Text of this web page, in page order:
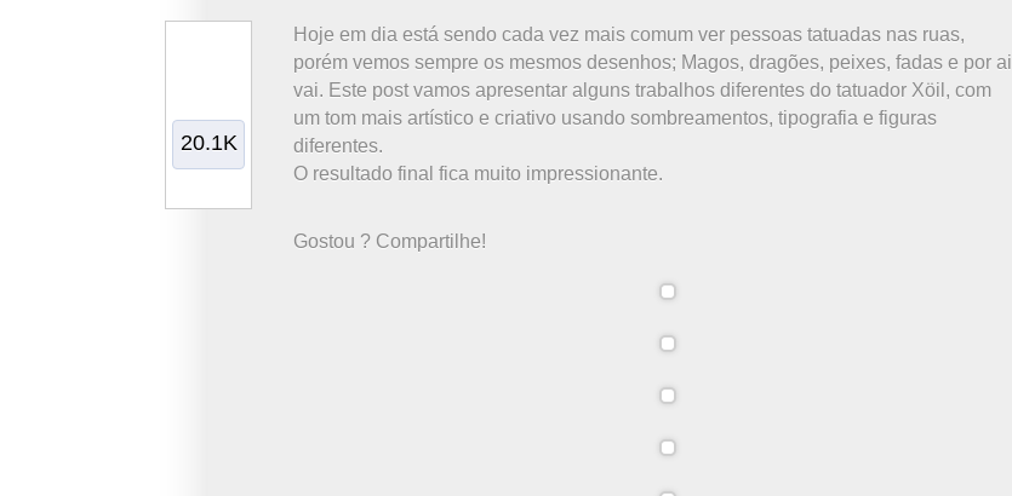
20.1K
Hoje em dia está sendo cada vez mais comum ver pessoas tatuadas nas ruas,
porém vemos sempre os mesmos desenhos; Magos, dragões, peixes, fadas e por ai
vai. Este post vamos apresentar alguns trabalhos diferentes do tatuador Xöil, com
um tom mais artístico e criativo usando sombreamentos, tipografia e figuras
diferentes.
O resultado final fica muito impressionante.
Gostou ? Compartilhe!